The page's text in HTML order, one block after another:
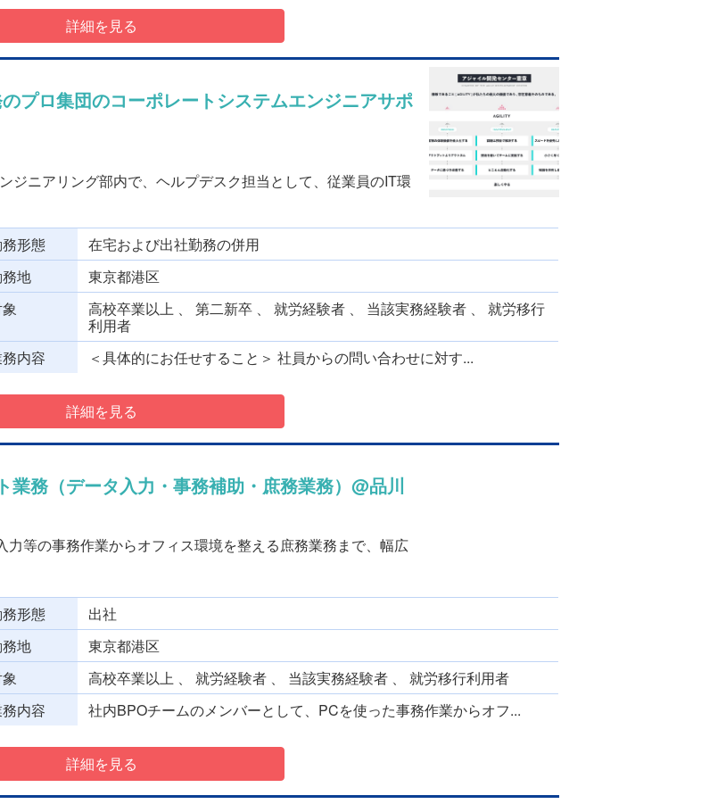
詳細を見る
プロ集団のコーポレートシステムエンジニアサポ
ジニアリング部内で、ヘルプデスク担当として、従業員のIT環
形態
在宅および出社勤務の併用
地
東京都港区
高校卒業以上 、 第二新卒 、 就労経験者 、 当該実務経験者 、 就労移行
利用者
内容
＜具体的にお任せすること＞ 社員からの問い合わせに対す...
詳細を見る
業務（データ入力・事務補助・庶務業務）@品川
等の事務作業からオフィス環境を整える庶務業務まで、幅広
形態
出社
地
東京都港区
高校卒業以上 、 就労経験者 、 当該実務経験者 、 就労移行利用者
内容
社内BPOチームのメンバーとして、PCを使った事務作業からオフ...
詳細を見る